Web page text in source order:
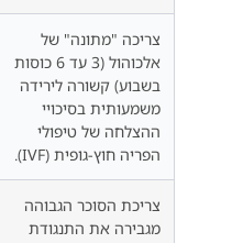
צריכה "מתונה" של
אלכוהול (3 עד 6 כוסות
בשבוע) קשורה לירידה
משמעותית בסיכויי
ההצלחה של טיפולי
הפריה חוץ-גופית (IVF).
צריכת הסוכר הגבוהה
מגבירה את התנגודת